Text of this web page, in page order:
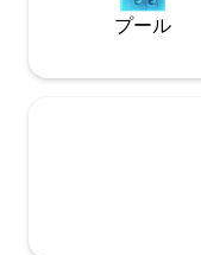
プール